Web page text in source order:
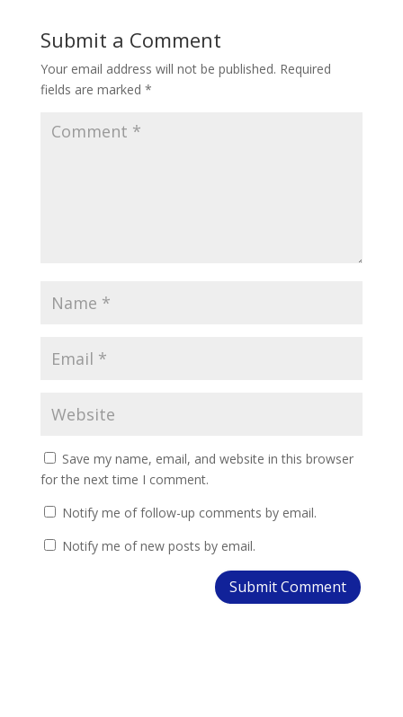
Submit a Comment
Your email address will not be published. Required
fields are marked *
Save my name, email, and website in this browser
for the next time I comment.
Notify me of follow-up comments by email.
Notify me of new posts by email.